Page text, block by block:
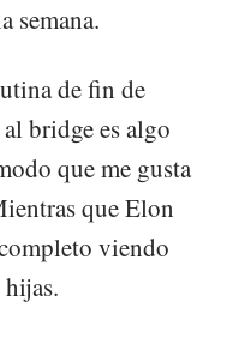
semana.
de fin de
bridge es algo
que me gusta
que Elon
viendo